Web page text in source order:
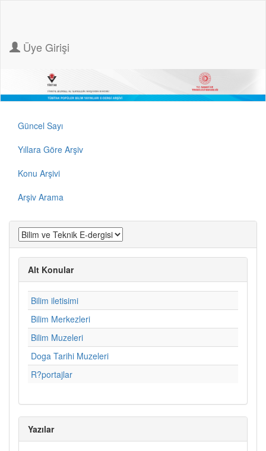
Üye Girişi
Güncel Sayı
Yıllara Göre Arşiv
Konu Arşivi
Arşiv Arama
Alt Konular
Bilim iletisimi
Bilim Merkezleri
Bilim Muzeleri
Doga Tarihi Muzeleri
R?portajlar
Yazılar